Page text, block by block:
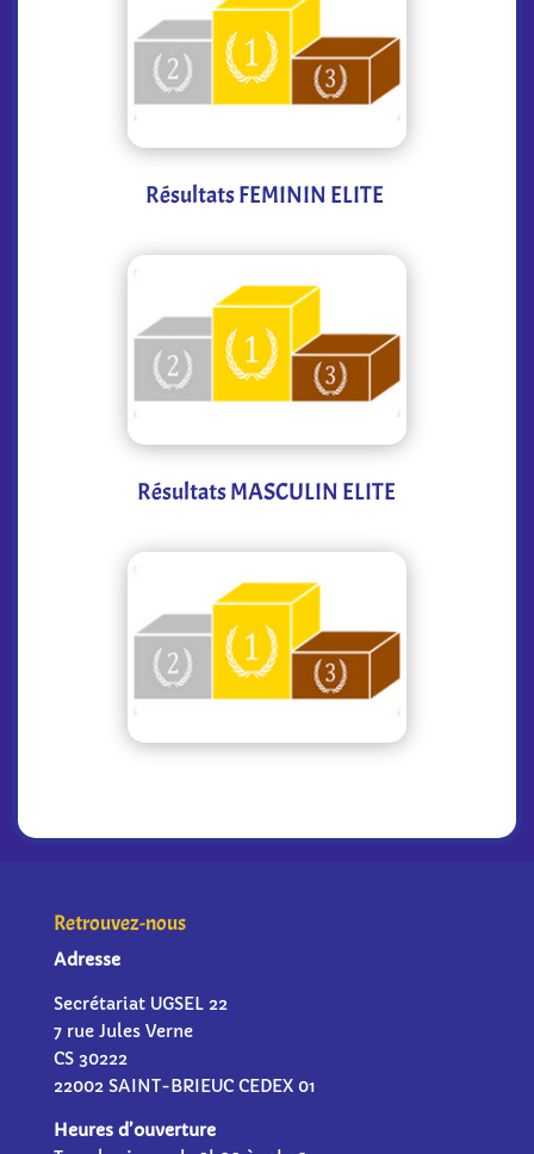
Résultats FEMININ ELITE
Résultats MASCULIN ELITE
Retrouvez-nous
Adresse
Secrétariat UGSEL 22
7 rue Jules Verne
CS 30222
22002 SAINT-BRIEUC CEDEX 01
Heures d’ouverture